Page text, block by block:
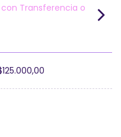
Transferencia o